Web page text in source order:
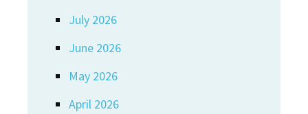
July 2026
June 2026
May 2026
April 2026